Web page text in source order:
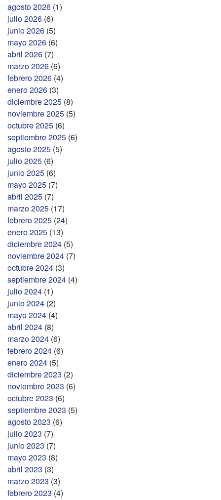
agosto 2026 (1)
julio 2026 (6)
junio 2026 (5)
mayo 2026 (6)
abril 2026 (7)
marzo 2026 (6)
febrero 2026 (4)
enero 2026 (3)
diciembre 2025 (8)
noviembre 2025 (5)
octubre 2025 (6)
septiembre 2025 (6)
agosto 2025 (5)
julio 2025 (6)
junio 2025 (6)
mayo 2025 (7)
abril 2025 (7)
marzo 2025 (17)
febrero 2025 (24)
enero 2025 (13)
diciembre 2024 (5)
noviembre 2024 (7)
octubre 2024 (3)
septiembre 2024 (4)
julio 2024 (1)
junio 2024 (2)
mayo 2024 (4)
abril 2024 (8)
marzo 2024 (6)
febrero 2024 (6)
enero 2024 (5)
diciembre 2023 (2)
noviembre 2023 (6)
octubre 2023 (6)
septiembre 2023 (5)
agosto 2023 (6)
julio 2023 (7)
junio 2023 (7)
mayo 2023 (8)
abril 2023 (3)
marzo 2023 (3)
febrero 2023 (4)